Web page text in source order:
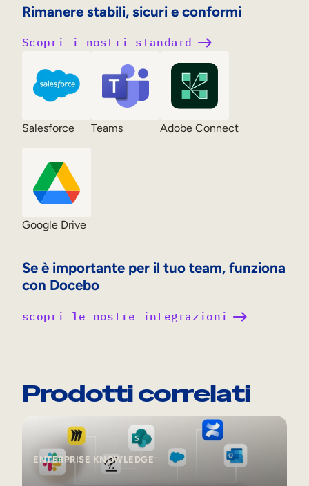
Rimanere stabili, sicuri e conformi
Scopri i nostri standard
Se è importante per il tuo team, funziona
con Docebo
Salesforce Teams Adobe Connect
Google Drive
scopri le nostre integrazioni
Prodotti correlati
ENTERPRISE KNOWLEDGE